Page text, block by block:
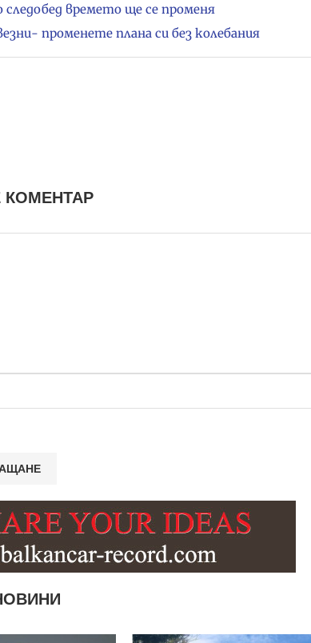
следобед времето ще се променя
променете плана си без колебания
КОМЕНТАР